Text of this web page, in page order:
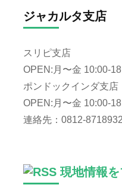
ジャカルタ支店
スリピ支店
OPEN:月〜金 10:00-
ポンドックインダ支店
OPEN:月〜金 10:00-
連絡先：0812-
現地情報